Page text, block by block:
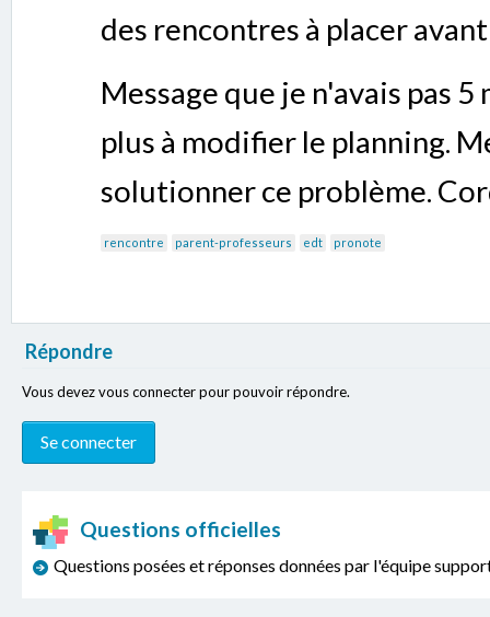
des rencontres à placer
Message que je n'avais pas
plus à modifier le planning.
solutionner ce problème.
rencontre parent-professeurs edt pronote
Répondre
Vous devez vous connecter pour pouvoir répondre.
Questions officielles
Questions posées et réponses données par l'équipe